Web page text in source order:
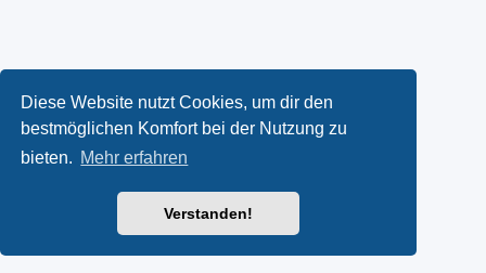
Diese Website nutzt Cookies, um dir den
bestmöglichen Komfort bei der Nutzung zu
bieten. Mehr erfahren
Verstanden!